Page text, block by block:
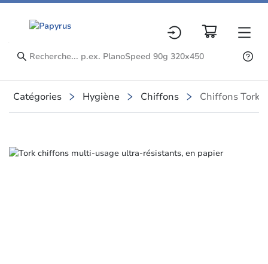
Catégories Hygiène Chiffons Chiffons Tork
Slide 1 of 1